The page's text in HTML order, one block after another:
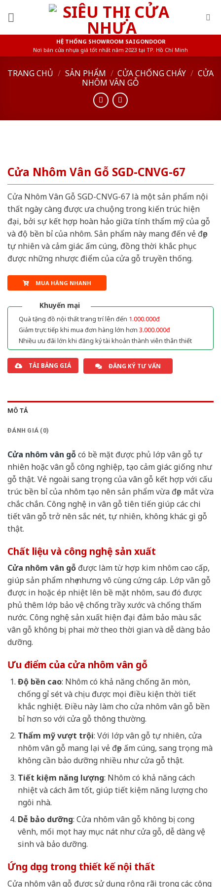
HỆ THỐNG SHOWROOM SAIGONDOOR
Nơi bán cửa nhựa giá tốt nhất năm 2023 tại TP. Hồ Chí Minh
TRANG CHỦ / SẢN PHẨM / CỬA CHỐNG CHÁY / CỬA
NHÔM VÂN GỖ
Cửa Nhôm Vân Gỗ SGD-CNVG-67
Cửa Nhôm Vân Gỗ SGD-CNVG-67 là một sản phẩm nội
thất ngày càng được ưa chuộng trong kiến trúc hiện
đại, bởi sự kết hợp hoàn hảo giữa tính thẩm mỹ của gỗ
và độ bền bỉ của nhôm. Sản phẩm này mang đến vẻ đẹp
tự nhiên và cảm giác ấm cúng, đồng thời khắc phục
được những nhược điểm của cửa gỗ truyền thống.
MUA HÀNG NHANH
Khuyến mại
Quà tặng đồ nội thất trang trí lên đến 1.000.000đ
Giảm trực tiếp khi mua đơn hàng lớn hơn 3.000.000đ
Nhiều ưu đãi lớn khi đăng ký tài khoản thành viên thân thiết
TẢI BẢNG GIÁ ĐĂNG KÝ TƯ VẤN
MÔ TẢ
ĐÁNH GIÁ (0)
Cửa nhôm vân gỗcó bề mặt được phủ lớp vân gỗ tự
nhiên hoặc vân gỗ công nghiệp, tạo cảm giác giống như
gỗ thật. Vẻ ngoài sang trọng của vân gỗ kết hợp với cấu
trúc bền bỉ của nhôm tạo nên sản phẩm vừa đẹp mắt vừa
chắc chắn. Công nghệ in vân gỗ tiên tiến giúp các chi
tiết vân gỗ trở nên sắc nét, tự nhiên, không khác gì gỗ
thật.
Chất liệu và công nghệ sản xuất
Cửa nhôm vân gỗ được làm từ hợp kim nhôm cao cấp,
giúp sản phẩm nhẹ nhưng vô cùng cứng cáp. Lớp vân gỗ
được in hoặc ép nhiệt lên bề mặt nhôm, sau đó được
phủ thêm lớp bảo vệ chống trầy xước và chống thấm
nước. Công nghệ sản xuất hiện đại đảm bảo màu sắc
vân gỗ không bị phai mờ theo thời gian và dễ dàng bảo
dưỡng.
Ưu điểm của cửa nhôm vân gỗ
Độ bền cao: Nhôm có khả năng chống ăn mòn,
chống gỉ sét và chịu được mọi điều kiện thời tiết
khắc nghiệt. Điều này làm cho cửa nhôm vân gỗ bền
bỉ hơn so với cửa gỗ thông thường.
Thẩm mỹ vượt trội: Với lớp vân gỗ tự nhiên, cửa
nhôm vân gỗ mang lại vẻ đẹp ấm cúng, sang trọng mà
không cần bảo dưỡng nhiều như cửa gỗ thật.
Tiết kiệm năng lượng: Nhôm có khả năng cách
nhiệt và cách âm tốt, giúp tiết kiệm năng lượng cho
ngôi nhà.
Dễ bảo dưỡng: Cửa nhôm vân gỗ không bị cong
vênh, mối mọt hay mục nát như cửa gỗ, dễ dàng vệ
sinh và bảo dưỡng.
Ứng dụng trong thiết kế nội thất
Cửa nhôm vân gỗ được sử dụng rộng rãi trong các công